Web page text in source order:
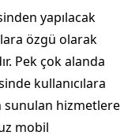
yapılacak
özgü olarak
Pek çok alanda
kullanıcılara
sunulan hizmetlere
mobil